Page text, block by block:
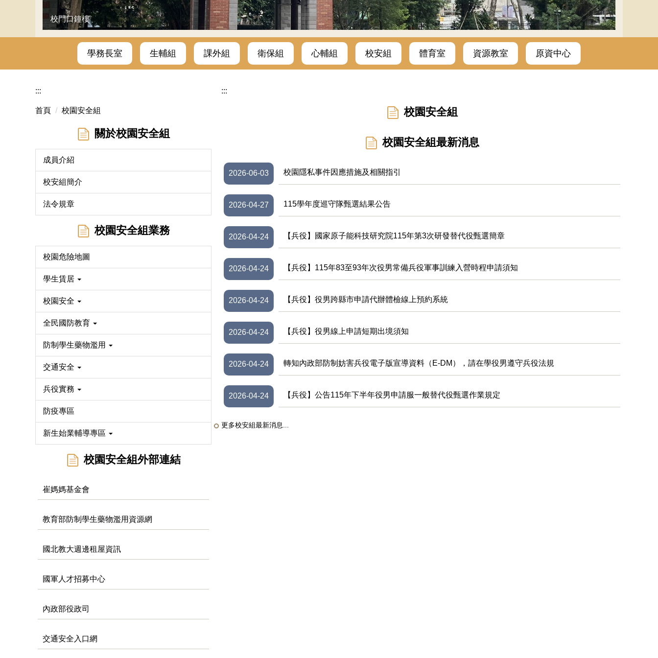
校門口鐘樓
學務長室 生輔組 課外組 衛保組 心輔組 校安組 體育室 資源教室 原資中心
:::
首頁 校園安全組
關於校園安全組
成員介紹
校安組簡介
法令規章
校園安全組業務
校園危險地圖
學生賃居
校園安全
全民國防教育
防制學生藥物濫用
交通安全
兵役實務
防疫專區
新生始業輔導專區
校園安全組外部連結
崔媽媽基金會
教育部防制學生藥物濫用資源網
國北教大週邊租屋資訊
國軍人才招募中心
內政部役政司
交通安全入口網
:::
校園安全組
校園安全組最新消息
2026-06-03 校園隱私事件因應措施及相關指引
2026-04-27 115學年度巡守隊甄選結果公告
2026-04-24 【兵役】國家原子能科技研究院115年第3次研發替代役甄選簡章
2026-04-24 【兵役】115年83至93年次役男常備兵役軍事訓練入營時程申請須知
2026-04-24 【兵役】役男跨縣市申請代辦體檢線上預約系統
2026-04-24 【兵役】役男線上申請短期出境須知
2026-04-24 轉知內政部防制妨害兵役電子版宣導資料（E-DM），請在學役男遵守兵役法規
2026-04-24 【兵役】公告115年下半年役男申請服一般替代役甄選作業規定
更多校安組最新消息...